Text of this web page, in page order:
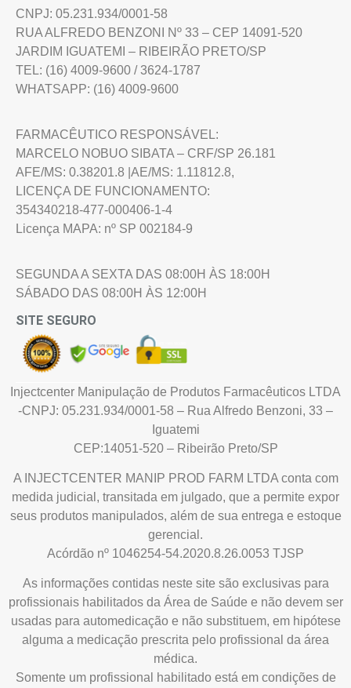
CNPJ: 05.231.934/0001-58
RUA ALFREDO BENZONI Nº 33 – CEP 14091-520
JARDIM IGUATEMI – RIBEIRÃO PRETO/SP
TEL: (16) 4009-9600 / 3624-1787
WHATSAPP: (16) 4009-9600
FARMACÊUTICO RESPONSÁVEL:
MARCELO NOBUO SIBATA – CRF/SP 26.181
AFE/MS: 0.38201.8 |AE/MS: 1.11812.8,
LICENÇA DE FUNCIONAMENTO:
354340218-477-000406-1-4
Licença MAPA: nº SP 002184-9
SEGUNDA A SEXTA DAS 08:00H ÀS 18:00H
SÁBADO DAS 08:00H ÀS 12:00H
SITE SEGURO
Injectcenter Manipulação de Produtos Farmacêuticos LTDA
-CNPJ: 05.231.934/0001-58 – Rua Alfredo Benzoni, 33 –
Iguatemi
CEP:14051-520 – Ribeirão Preto/SP
A INJECTCENTER MANIP PROD FARM LTDA conta com
medida judicial, transitada em julgado, que a permite expor
seus produtos manipulados, além de sua entrega e estoque
gerencial.
Acórdão nº 1046254-54.2020.8.26.0053 TJSP
As informações contidas neste site são exclusivas para
profissionais habilitados da Área de Saúde e não devem ser
usadas para automedicação e não substituem, em hipótese
alguma a medicação prescrita pelo profissional da área
médica.
Somente um profissional habilitado está em condições de